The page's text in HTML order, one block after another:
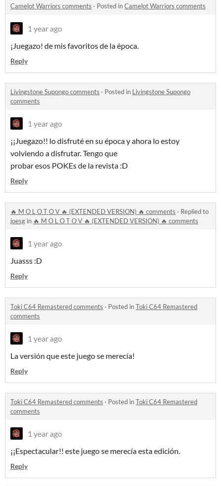
Camelot Warriors comments · Posted inCamelot Warriors comments
1 year ago
¡Juegazo! de mis favoritos de la época.
Reply
Livingstone Supongo comments · Posted in Livingstone Supongo
comments
1 year ago
¡¡Juegazo!! lo disfruté en su época y ahora lo estoy
volviendo a disfrutar. Tengo que
probar esos POKEs de la revista :D
Reply
🔥 M O L O T O V 🔥 (EXTENDED VERSION) 🔥 comments · Replied to
joesg in 🔥 M O L O T O V 🔥 (EXTENDED VERSION) 🔥 comments
1 year ago
Juasss :D
Reply
Toki C64 Remastered comments · Posted inToki C64 Remastered
comments
1 year ago
La versión que este juego se merecía!
Reply
Toki C64 Remastered comments · Posted inToki C64 Remastered
comments
1 year ago
¡¡Espectacular!! este juego se merecía esta edición.
Reply